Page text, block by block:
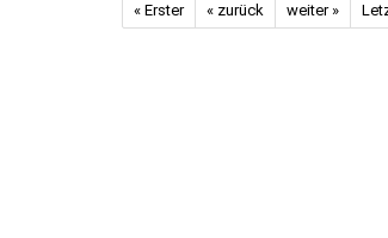
« Erster « zurück weiter »